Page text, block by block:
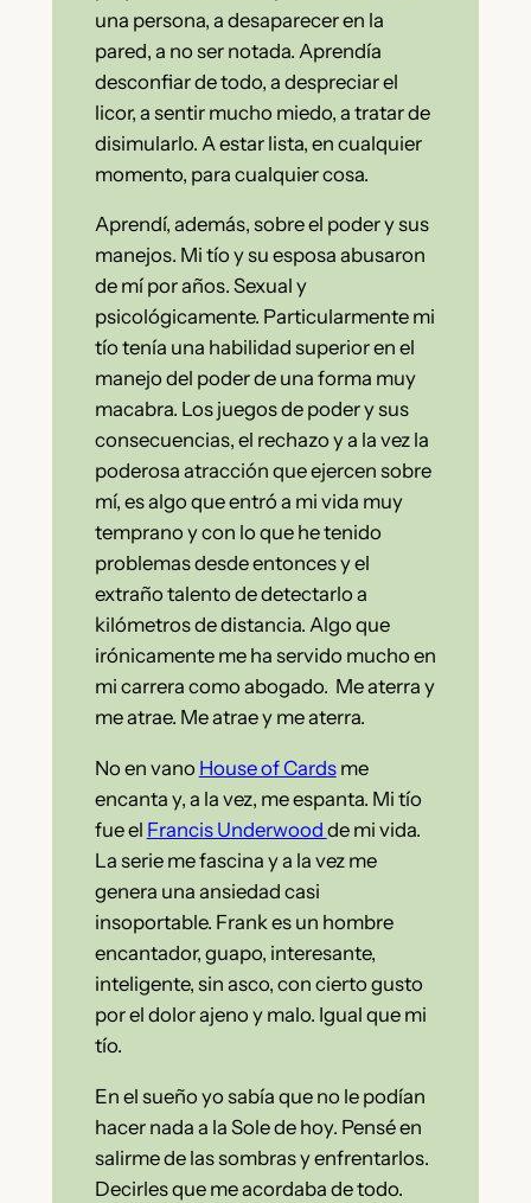
una persona, a desaparecer en la
pared, a no ser notada. Aprendía
desconfiar de todo, a despreciar el
licor, a sentir mucho miedo, a tratar de
disimularlo. A estar lista, en cualquier
momento, para cualquier cosa.
Aprendí, además, sobre el poder y sus
manejos. Mi tío y su esposa abusaron
de mí por años. Sexual y
psicológicamente. Particularmente mi
tío tenía una habilidad superior en el
manejo del poder de una forma muy
macabra. Los juegos de poder y sus
consecuencias, el rechazo y a la vez la
poderosa atracción que ejercen sobre
mí, es algo que entró a mi vida muy
temprano y con lo que he tenido
problemas desde entonces y el
extraño talento de detectarlo a
kilómetros de distancia. Algo que
irónicamente me ha servido mucho en
mi carrera como abogado. Me aterra y
me atrae. Me atrae y me aterra.
No en vano House of Cardsme
encanta y, a la vez, me espanta. Mi tío
fue el Francis Underwood de mi vida.
La serie me fascina y a la vez me
genera una ansiedad casi
insoportable. Frank es un hombre
encantador, guapo, interesante,
inteligente, sin asco, con cierto gusto
por el dolor ajeno y malo. Igual que mi
tío.
En el sueño yo sabía que no le podían
hacer nada a la Sole de hoy. Pensé en
salirme de las sombras y enfrentarlos.
Decirles que me acordaba de todo.